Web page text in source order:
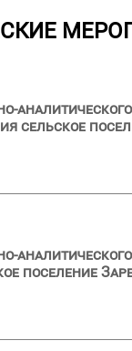
сельское
поселение